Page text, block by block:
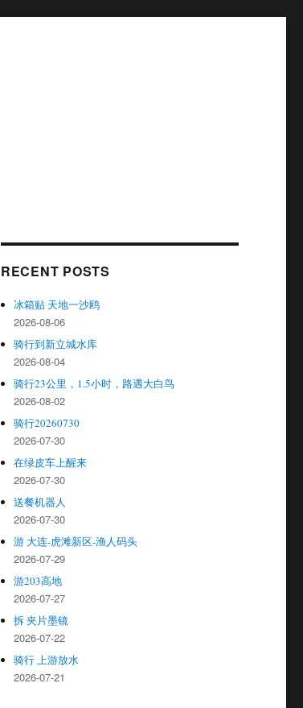
RECENT POSTS
冰箱贴 天地一沙鸥
2026-08-06
骑行到新立城水库
2026-08-04
骑行23公里，1.5小时，路遇大白鸟
2026-08-02
骑行20260730
2026-07-30
在绿皮车上醒来
2026-07-30
送餐机器人
2026-07-30
游 大连-虎滩新区-渔人码头
2026-07-29
游203高地
2026-07-27
拆 夹片墨镜
2026-07-22
骑行 上游放水
2026-07-21